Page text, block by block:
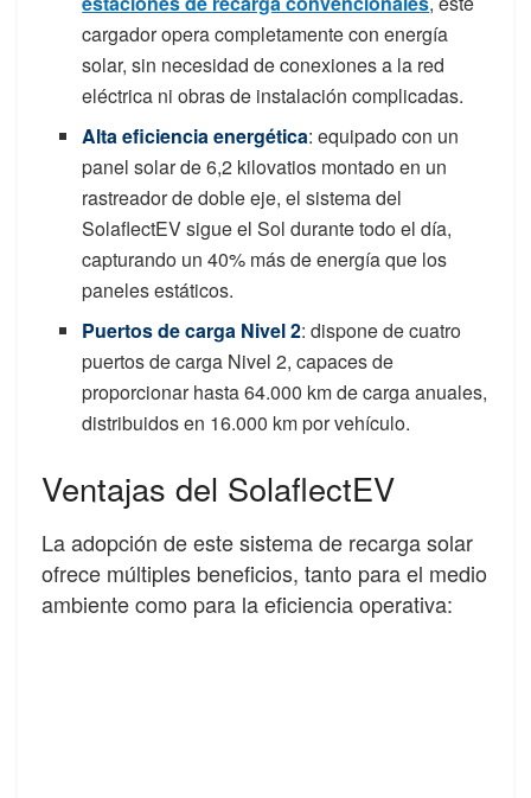
cargador opera completamente con energía
solar, sin necesidad de conexiones a la red
eléctrica ni obras de instalación complicadas.
Alta eficiencia energética: equipado con un
panel solar de 6,2 kilovatios montado en un
rastreador de doble eje, el sistema del
SolaflectEV sigue el Sol durante todo el día,
capturando un 40% más de energía que los
paneles estáticos.
Puertos de carga Nivel 2: dispone de cuatro
puertos de carga Nivel 2, capaces de
proporcionar hasta 64.000 km de carga anuales,
distribuidos en 16.000 km por vehículo.
Ventajas del SolaflectEV
La adopción de este sistema de recarga solar
ofrece múltiples beneficios, tanto para el medio
ambiente como para la eficiencia operativa: